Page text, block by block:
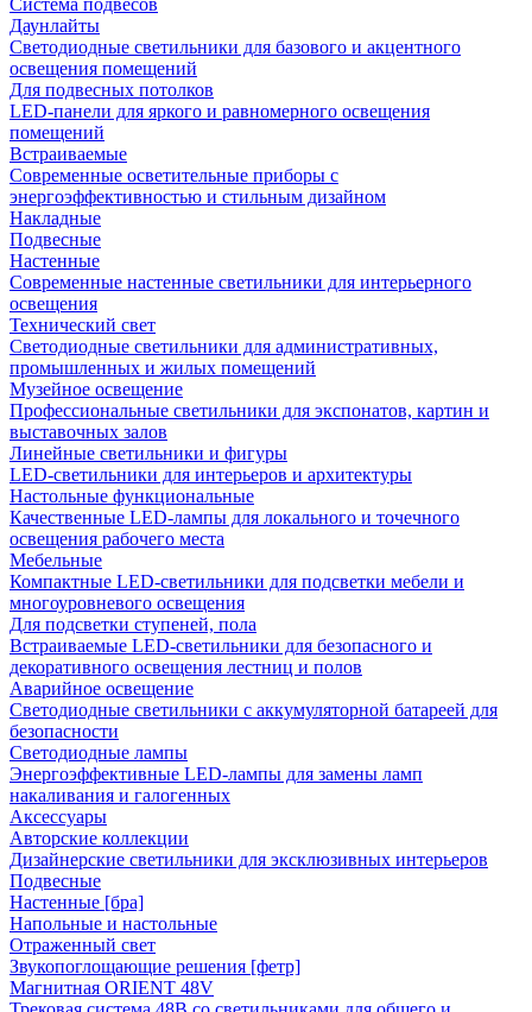
Даунлайты
Светодиодные светильники для базового и акцентного
освещения помещений
Для подвесных потолков
LED-панели для яркого и равномерного освещения
помещений
Встраиваемые
Современные осветительные приборы с
энергоэффективностью и стильным дизайном
Накладные
Подвесные
Настенные
Современные настенные светильники для интерьерного
освещения
Технический свет
Светодиодные светильники для административных,
промышленных и жилых помещений
Музейное освещение
Профессиональные светильники для экспонатов, картин и
выставочных залов
Линейные светильники и фигуры
LED-светильники для интерьеров и архитектуры
Настольные функциональные
Качественные LED-лампы для локального и точечного
освещения рабочего места
Мебельные
Компактные LED-светильники для подсветки мебели и
многоуровневого освещения
Для подсветки ступеней, пола
Встраиваемые LED-светильники для безопасного и
декоративного освещения лестниц и полов
Аварийное освещение
Светодиодные светильники с аккумуляторной батареей для
безопасности
Светодиодные лампы
Энергоэффективные LED-лампы для замены ламп
накаливания и галогенных
Аксессуары
Авторские коллекции
Дизайнерские светильники для эксклюзивных интерьеров
Подвесные
Настенные [бра]
Напольные и настольные
Отраженный свет
Звукопоглощающие решения [фетр]
Магнитная ORIENT 48V